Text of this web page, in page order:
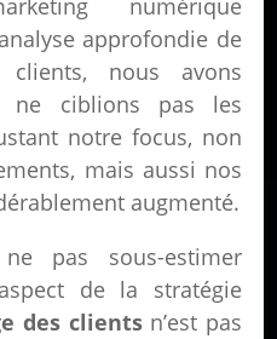
numérique
approfondie de
nous avons
ne ciblions pas les
notre focus, non
mais aussi nos
augmenté.
pas sous-estimer
de la stratégie
des clientsn’est pas